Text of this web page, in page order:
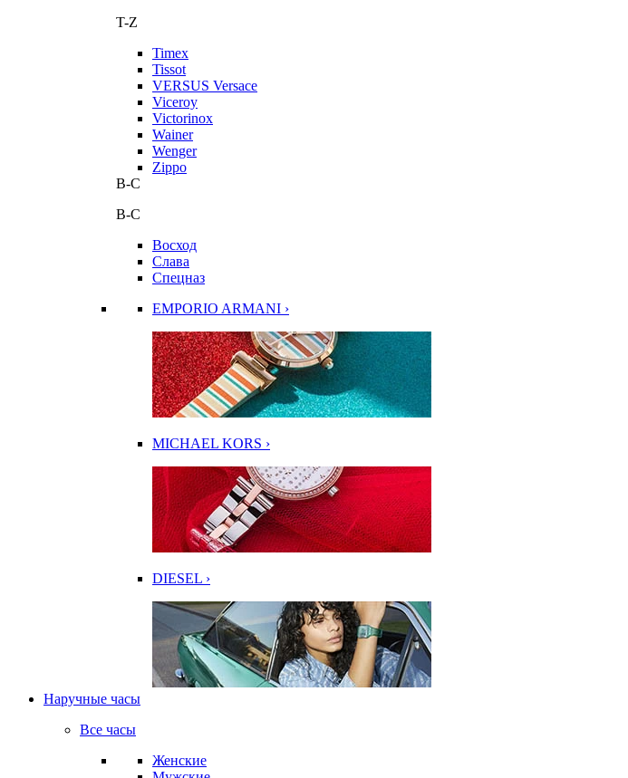
T-Z
Timex
Tissot
VERSUS Versace
Viceroy
Victorinox
Wainer
Wenger
Zippo
В-С
В-С
Восход
Слава
Спецназ
EMPORIO ARMANI ›
MICHAEL KORS ›
DIESEL ›
Наручные часы
Все часы
Женские